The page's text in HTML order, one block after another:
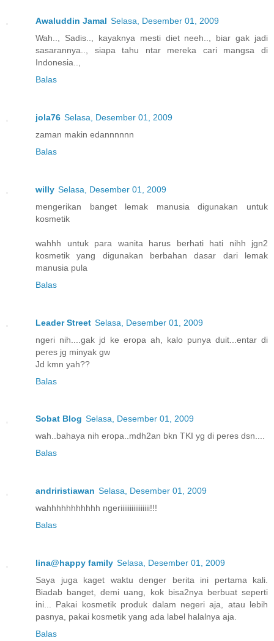
Awaluddin Jamal Selasa, Desember 01, 2009
Wah.., Sadis.., kayaknya mesti diet neeh.., biar gak jadi
sasarannya.., siapa tahu ntar mereka cari mangsa di
Indonesia..,
Balas
jola76 Selasa, Desember 01, 2009
zaman makin edannnnnn
Balas
willy Selasa, Desember 01, 2009
mengerikan banget lemak manusia digunakan untuk
kosmetik
wahhh untuk para wanita harus berhati hati nihh jgn2
kosmetik yang digunakan berbahan dasar dari lemak
manusia pula
Balas
Leader Street Selasa, Desember 01, 2009
ngeri nih....gak jd ke eropa ah, kalo punya duit...entar di
peres jg minyak gw
Jd kmn yah??
Balas
Sobat Blog Selasa, Desember 01, 2009
wah..bahaya nih eropa..mdh2an bkn TKI yg di peres dsn....
Balas
andriristiawan Selasa, Desember 01, 2009
wahhhhhhhhhhh ngeriiiiiiiiiiiiiiii!!!
Balas
lina@happy family Selasa, Desember 01, 2009
Saya juga kaget waktu denger berita ini pertama kali.
Biadab banget, demi uang, kok bisa2nya berbuat seperti
ini... Pakai kosmetik produk dalam negeri aja, atau lebih
pasnya, pakai kosmetik yang ada label halalnya aja.
Balas